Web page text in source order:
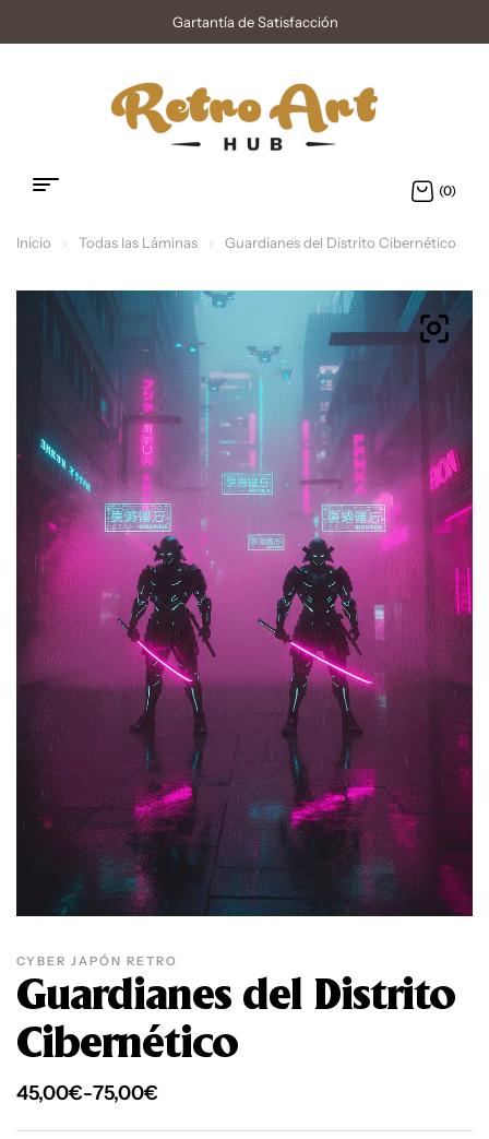
Gartantía de Satisfacción
(0)
Inicio Todas las Láminas Guardianes del Distrito Cibernético
CYBER JAPÓN RETRO
Guardianes del Distrito
Cibernético
45,00€-75,00€